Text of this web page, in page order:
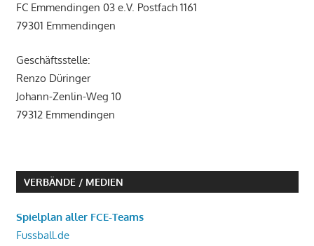
FC Emmendingen 03 e.V. Postfach 1161
79301 Emmendingen
Geschäftsstelle:
Renzo Düringer
Johann-Zenlin-Weg 10
79312 Emmendingen
VERBÄNDE / MEDIEN
Spielplan aller FCE-Teams
Fussball.de